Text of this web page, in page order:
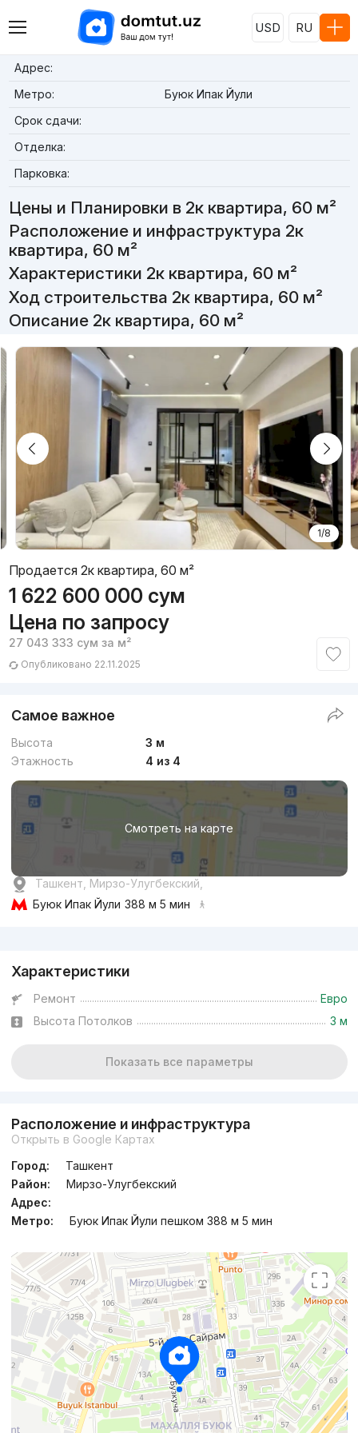
USD RU
Адрес:
Метро:
Буюк Ипак Йули
Срок сдачи:
Отделка:
Парковка:
Цены и Планировки в 2к квартира, 60 м²
Расположение и инфраструктура 2к
квартира, 60 м²
Характеристики 2к квартира, 60 м²
Ход строительства 2к квартира, 60 м²
Описание 2к квартира, 60 м²
1/8
Продается 2к квартира, 60 м²
1 622 600 000 сум
Цена по запросу
27 043 333 сум за м²
Опубликовано 22.11.2025
Самое важное
Высота
3 м
Этажность
4 из 4
Смотреть на карте
Ташкент, Мирзо-Улугбекский,
Буюк Ипак Йули 388 м 5 мин
Характеристики
Ремонт
Евро
Высота Потолков
3 м
Показать все параметры
Расположение и инфраструктура
Открыть в Google Картах
Город:
Ташкент
Район:
Мирзо-Улугбекский
Адрес:
Метро:
Буюк Ипак Йули пешком 388 м 5 мин